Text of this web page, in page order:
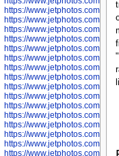
https://www.jetphotos.com/
https://www.jetphotos.com/
https://www.jetphotos.com/
https://www.jetphotos.com/
https://www.jetphotos.com/
https://www.jetphotos.com/
https://www.jetphotos.com/
https://www.jetphotos.com/
https://www.jetphotos.com/
https://www.jetphotos.com/
https://www.jetphotos.com/
https://www.jetphotos.com/
https://www.jetphotos.com/
https://www.jetphotos.com/
https://www.jetphotos.com/
https://www.jetphotos.com/